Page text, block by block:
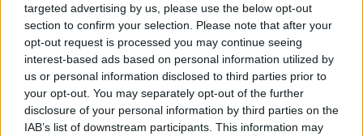
targeted advertising by us, please use the below opt-out
section to confirm your selection. Please note that after your
opt-out request is processed you may continue seeing
interest-based ads based on personal information utilized by
us or personal information disclosed to third parties prior to
your opt-out. You may separately opt-out of the further
disclosure of your personal information by third parties on the
IAB’s list of downstream participants. This information may